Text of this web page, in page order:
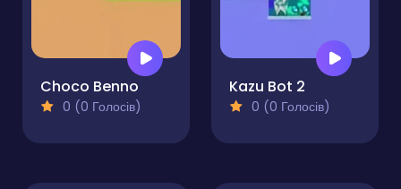
Choco Benno
0 (0 Голосів)
Kazu Bot 2
0 (0 Голосів)